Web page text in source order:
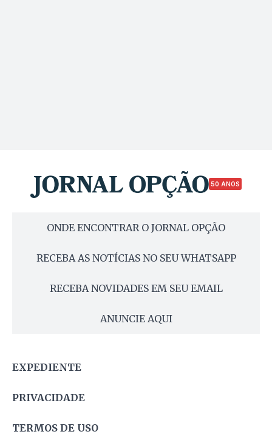
50 ANOS
ONDE ENCONTRAR O JORNAL OPÇÃO
RECEBA AS NOTÍCIAS NO SEU WHATSAPP
RECEBA NOVIDADES EM SEU EMAIL
ANUNCIE AQUI
EXPEDIENTE
PRIVACIDADE
TERMOS DE USO